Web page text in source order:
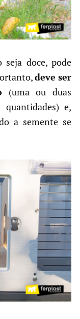
seja doce, pode
deve ser
(uma ou duas
quantidades) e,
a semente se